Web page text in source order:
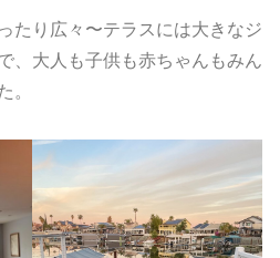
たり広々〜テラスには大きなジ
、大人も子供も赤ちゃんもみん
。